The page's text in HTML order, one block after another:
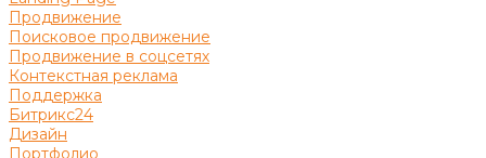
Продвижение
Поисковое продвижение
Продвижение в соцсетях
Контекстная реклама
Поддержка
Битрикс24
Дизайн
Портфолио